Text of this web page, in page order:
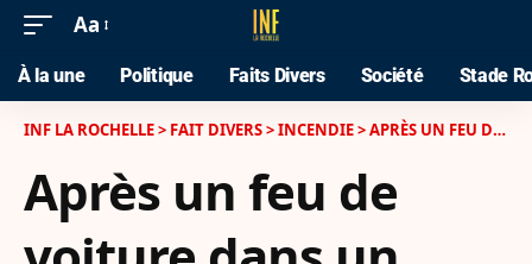
Aa
À la une Politique Faits Divers Société Stade
INF LA ROCHELLE> FAIT DIVERS>INCENDIE>APRÈS UN FEU DE VOITURE DANS UN PARKING À NANTES, UNE FEMME DE 70 ANS TRANSPORTÉE À L’HÔPITAL
Après un feu de